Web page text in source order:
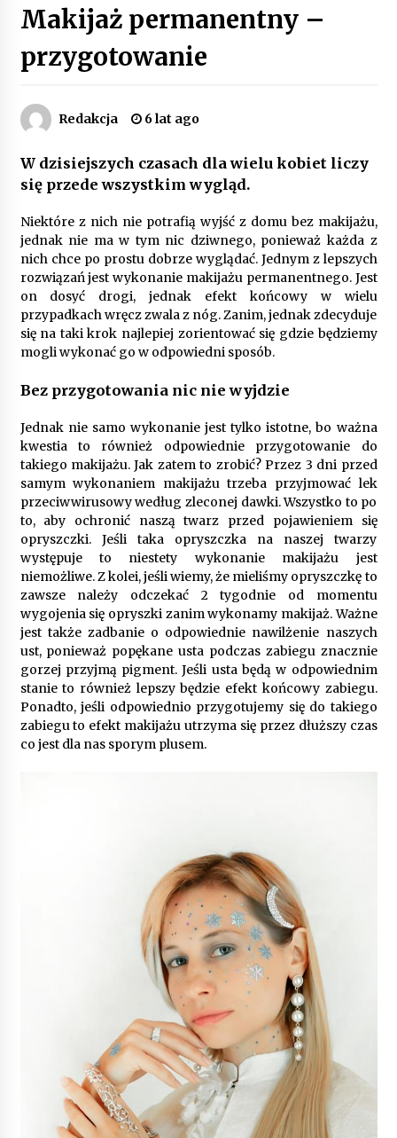
Poczucie bezpieczeństwa a jasne zasady pracy.
4 miesiące ago
zamontować radio 2DIN i uchwyty na kubki
4 miesiące ago
Piece do pizzy – jak wybrać między piecem na
8 miesięcy ago
Oferta z pojazdami wyposażonymi w kontenery
– nowoczesne rozwiązanie dla logistyki
9 miesięcy ago
Filtrowanie chłodziwa w procesach obróbki
9 miesięcy ago
Automatyzacja zbierania informacji zwrotnych
– oszczędność czasu dzięki recom system
9 miesięcy ago
Startpolish w praktyce – jak szybko przyswajać
nowy język?
10 miesięcy ago
Zakopane: apartament z basenem dla
wymagających
10 miesięcy ago
Jak wybrać idealny stół do jadalni? poradnik
zakupowy
10 miesięcy ago
wybrać do ogrzewania domu?
1 rok ago
Makijaż permanentny –
przygotowanie
Redakcja 6 lat ago
W dzisiejszych czasach dla wielu kobiet liczy
się przede wszystkim wygląd.
Niektóre z nich nie potrafią wyjść z domu bez makijażu,
jednak nie ma w tym nic dziwnego, ponieważ każda z
nich chce po prostu dobrze wyglądać. Jednym z lepszych
rozwiązań jest wykonanie makijażu permanentnego. Jest
on dosyć drogi, jednak efekt końcowy w wielu
przypadkach wręcz zwala z nóg. Zanim, jednak zdecyduje
się na taki krok najlepiej zorientować się gdzie będziemy
mogli wykonać go w odpowiedni sposób.
Bez przygotowania nic nie wyjdzie
Jednak nie samo wykonanie jest tylko istotne, bo ważna
kwestia to również odpowiednie przygotowanie do
takiego makijażu. Jak zatem to zrobić? Przez 3 dni przed
samym wykonaniem makijażu trzeba przyjmować lek
przeciwwirusowy według zleconej dawki. Wszystko to po
to, aby ochronić naszą twarz przed pojawieniem się
opryszczki. Jeśli taka opryszczka na naszej twarzy
występuje to niestety wykonanie makijażu jest
niemożliwe. Z kolei, jeśli wiemy, że mieliśmy opryszczkę to
zawsze należy odczekać 2 tygodnie od momentu
wygojenia się opryszki zanim wykonamy makijaż. Ważne
jest także zadbanie o odpowiednie nawilżenie naszych
ust, ponieważ popękane usta podczas zabiegu znacznie
gorzej przyjmą pigment. Jeśli usta będą w odpowiednim
stanie to również lepszy będzie efekt końcowy zabiegu.
Ponadto, jeśli odpowiednio przygotujemy się do takiego
zabiegu to efekt makijażu utrzyma się przez dłuższy czas
co jest dla nas sporym plusem.